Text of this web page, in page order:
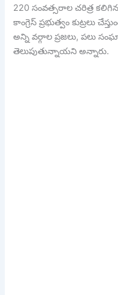
220 సంవత్సరాల చరిత్ర
కాంగ్రెస్ ప్రభుత్వం కుట్రలు
అన్ని వర్గాల ప్రజలు, పలు
తెలుపుతున్నాయని అన్నారు.